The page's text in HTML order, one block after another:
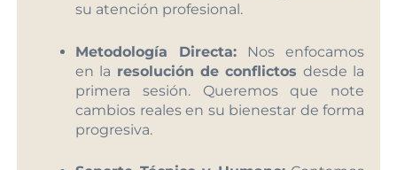
su atención profesional.
Metodología Directa: Nos enfocamos
en la resolución de conflictos desde la
primera sesión. Queremos que note
cambios reales en su bienestar de forma
progresiva.